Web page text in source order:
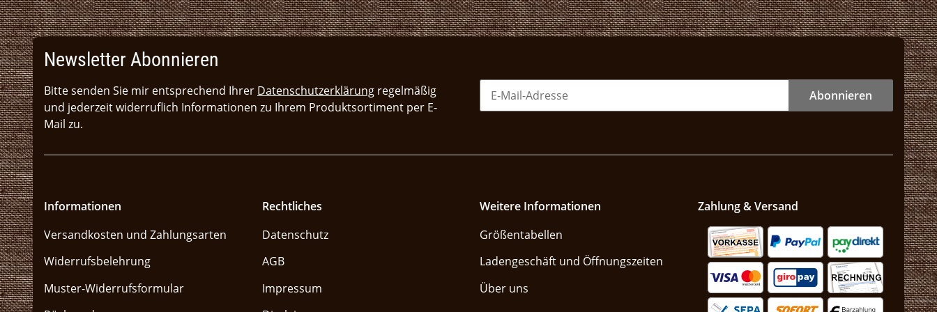
Newsletter Abonnieren
Bitte senden Sie mir entsprechend Ihrer Datenschutzerklärung regelmäßig
und jederzeit widerruflich Informationen zu Ihrem Produktsortiment per E-
Mail zu.
Abonnieren
Informationen
Versandkosten und Zahlungsarten
Widerrufsbelehrung
Muster-Widerrufsformular
Rechtliches
Datenschutz
AGB
Impressum
Weitere Informationen
Größentabellen
Ladengeschäft und Öffnungszeiten
Über uns
Zahlung & Versand